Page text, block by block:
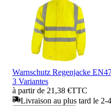
Warnschutz Regenjacke
3 Variantes
à partir de 21,38 €TTC
Livraison au plus tard le 2-